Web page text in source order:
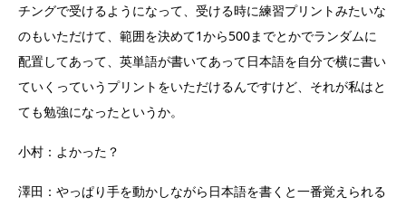
チングで受けるようになって、受ける時に練習プリントみたいな
のもいただけて、範囲を決めて1から500までとかでランダムに
配置してあって、英単語が書いてあって日本語を自分で横に書い
ていくっていうプリントをいただけるんですけど、それが私はと
ても勉強になったというか。
小村：よかった？
澤田：やっぱり手を動かしながら日本語を書くと一番覚えられる